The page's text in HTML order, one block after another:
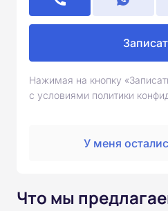
Нажимая на кнопку
с условиями политики
У меня
Что мы